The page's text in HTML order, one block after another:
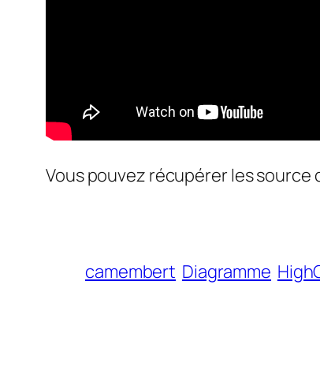
Vous pouvez récupérer les source
camembert Diagramme